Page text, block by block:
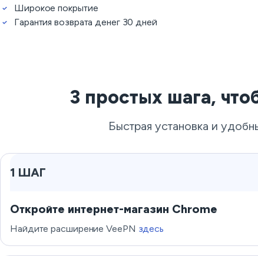
Широкое покрытие
Гарантия возврата денег 30 дней
3 простых шага,
Быстрая установка и
1 ШАГ
Откройте интернет-магазин Chrome
Найдите расширение VeePN здесь